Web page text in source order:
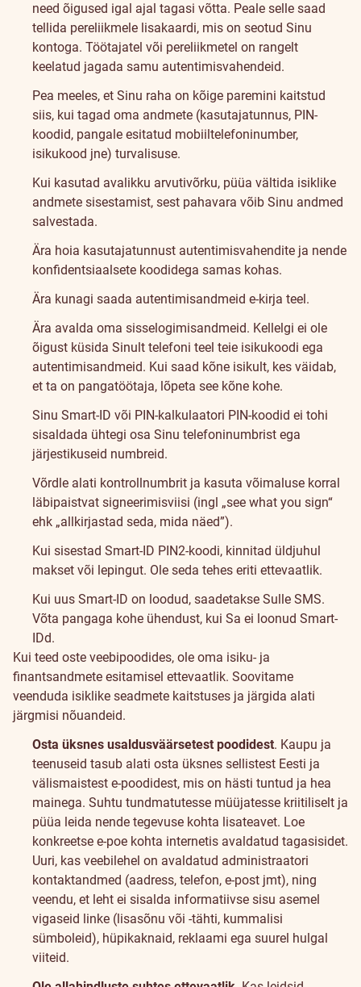
need õigused igal ajal tagasi võtta. Peale selle saad
tellida pereliikmele lisakaardi, mis on seotud Sinu
kontoga. Töötajatel või pereliikmetel on rangelt
keelatud jagada samu autentimisvahendeid.
Pea meeles, et Sinu raha on kõige paremini kaitstud
siis, kui tagad oma andmete (kasutajatunnus, PIN-
koodid, pangale esitatud mobiiltelefoninumber,
isikukood jne) turvalisuse.
Kui kasutad avalikku arvutivõrku, püüa vältida isiklike
andmete sisestamist, sest pahavara võib Sinu andmed
salvestada.
Ära hoia kasutajatunnust autentimisvahendite ja nende
konfidentsiaalsete koodidega samas kohas.
Ära kunagi saada autentimisandmeid e-kirja teel.
Ära avalda oma sisselogimisandmeid. Kellelgi ei ole
õigust küsida Sinult telefoni teel teie isikukoodi ega
autentimisandmeid. Kui saad kõne isikult, kes väidab,
et ta on pangatöötaja, lõpeta see kõne kohe.
Sinu Smart-ID või PIN-kalkulaatori PIN-koodid ei tohi
sisaldada ühtegi osa Sinu telefoninumbrist ega
järjestikuseid numbreid.
Võrdle alati kontrollnumbrit ja kasuta võimaluse korral
läbipaistvat signeerimisviisi (ingl „see what you sign“
ehk „allkirjastad seda, mida näed”).
Kui sisestad Smart-ID PIN2-koodi, kinnitad üldjuhul
makset või lepingut. Ole seda tehes eriti ettevaatlik.
Kui uus Smart-ID on loodud, saadetakse Sulle SMS.
Võta pangaga kohe ühendust, kui Sa ei loonud Smart-
IDd.
Kui teed oste veebipoodides, ole oma isiku- ja
finantsandmete esitamisel ettevaatlik. Soovitame
veenduda isiklike seadmete kaitstuses ja järgida alati
järgmisi nõuandeid.
Osta üksnes usaldusväärsetest poodidest. Kaupu ja
teenuseid tasub alati osta üksnes sellistest Eesti ja
välismaistest e-poodidest, mis on hästi tuntud ja hea
mainega. Suhtu tundmatutesse müüjatesse kriitiliselt ja
püüa leida nende tegevuse kohta lisateavet. Loe
konkreetse e-poe kohta internetis avaldatud tagasisidet.
Uuri, kas veebilehel on avaldatud administraatori
kontaktandmed (aadress, telefon, e-post jmt), ning
veendu, et leht ei sisalda informatiivse sisu asemel
vigaseid linke (lisasõnu või -tähti, kummalisi
sümboleid), hüpikaknaid, reklaami ega suurel hulgal
viiteid.